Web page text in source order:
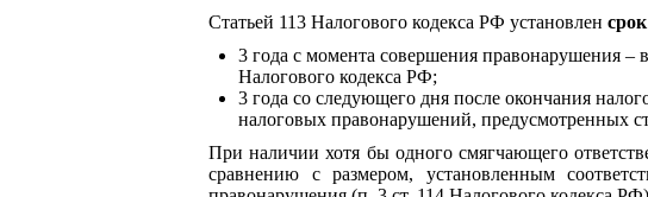
Статьей 113 Налогового кодекса РФ установлен
3 года с момента совершения правонарушения
Налогового кодекса РФ;
3 года со следующего дня после окончания
налоговых правонарушений, предусмотренных
При наличии хотя бы одного смягчающего
сравнению с размером, установленным